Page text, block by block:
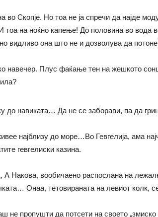
во Скопје. Но тоа не ја спречи да најде
тоа на ноќно капење! До половина во вода
видливо она што не и дозволува да
навечер. Плус фаќање тен на жешкото
до навиката… Да не се заборави, па да
најблизу до море…Во Гевгелија, ама
гевгелиски казина.
А Накова, вообичаено распослана на
Онаа, тетовираната на левиот колк,
не пропушти да потсети на своето „змиско